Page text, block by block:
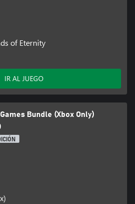
of Eternity
IR AL JUEGO
Bundle (Xbox Only)